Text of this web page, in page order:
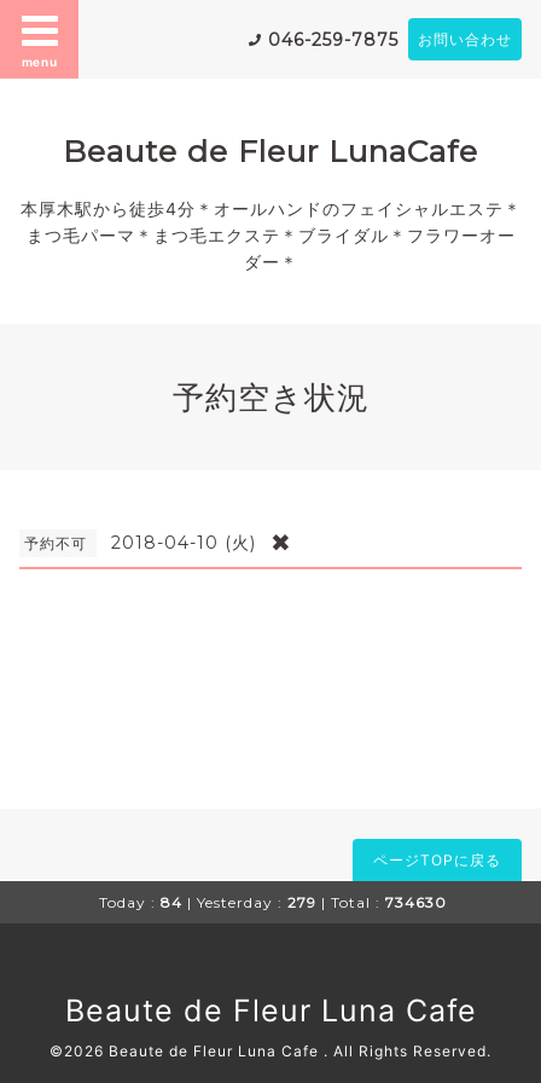
menu
046-259-7875 お問い合わせ
Beaute de Fleur LunaCafe
本厚木駅から徒歩4分＊オールハンドのフェイシャルエステ＊
まつ毛パーマ＊まつ毛エクステ＊ブライダル＊フラワーオー
ダー＊
予約空き状況
予約不可 2018-04-10 (火) ✖
ページTOPに戻る
Today : 84 | Yesterday : 279 | Total : 734630
Beaute de Fleur Luna Cafe
©2026 Beaute de Fleur Luna Cafe . All Rights Reserved.